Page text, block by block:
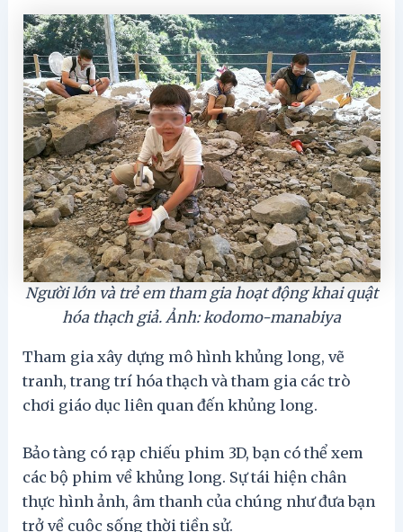
Người lớn và trẻ em tham gia hoạt động khai quật
hóa thạch giả. Ảnh: kodomo-manabiya
Tham gia xây dựng mô hình khủng long, vẽ
tranh, trang trí hóa thạch và tham gia các trò
chơi giáo dục liên quan đến khủng long.
Bảo tàng có rạp chiếu phim 3D, bạn có thể xem
các bộ phim về khủng long. Sự tái hiện chân
thực hình ảnh, âm thanh của chúng như đưa bạn
trở về cuộc sống thời tiền sử.